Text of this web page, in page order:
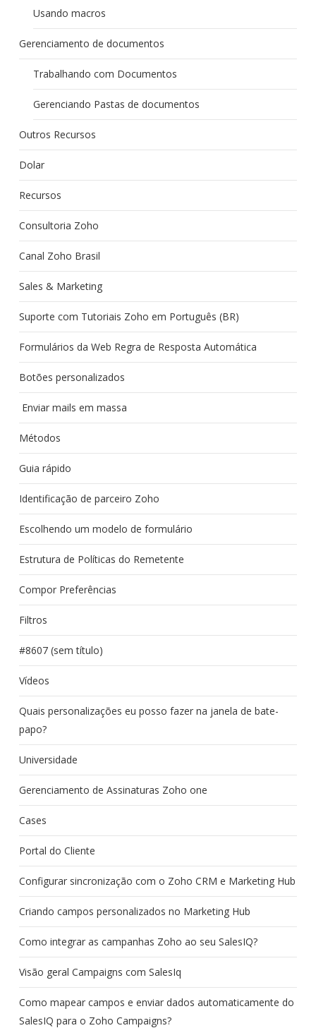
Usando macros
Gerenciamento de documentos
Trabalhando com Documentos
Gerenciando Pastas de documentos
Outros Recursos
Dolar
Recursos
Consultoria Zoho
Canal Zoho Brasil
Sales & Marketing
Suporte com Tutoriais Zoho em Português (BR)
Formulários da Web Regra de Resposta Automática
Botões personalizados
Enviar mails em massa
Métodos
Guia rápido
Identificação de parceiro Zoho
Escolhendo um modelo de formulário
Estrutura de Políticas do Remetente
Compor Preferências
Filtros
#8607 (sem título)
Vídeos
Quais personalizações eu posso fazer na janela de bate-
papo?
Universidade
Gerenciamento de Assinaturas Zoho one
Cases
Portal do Cliente
Configurar sincronização com o Zoho CRM e Marketing Hub
Criando campos personalizados no Marketing Hub
Como integrar as campanhas Zoho ao seu SalesIQ?
Visão geral Campaigns com SalesIq
Como mapear campos e enviar dados automaticamente do
SalesIQ para o Zoho Campaigns?